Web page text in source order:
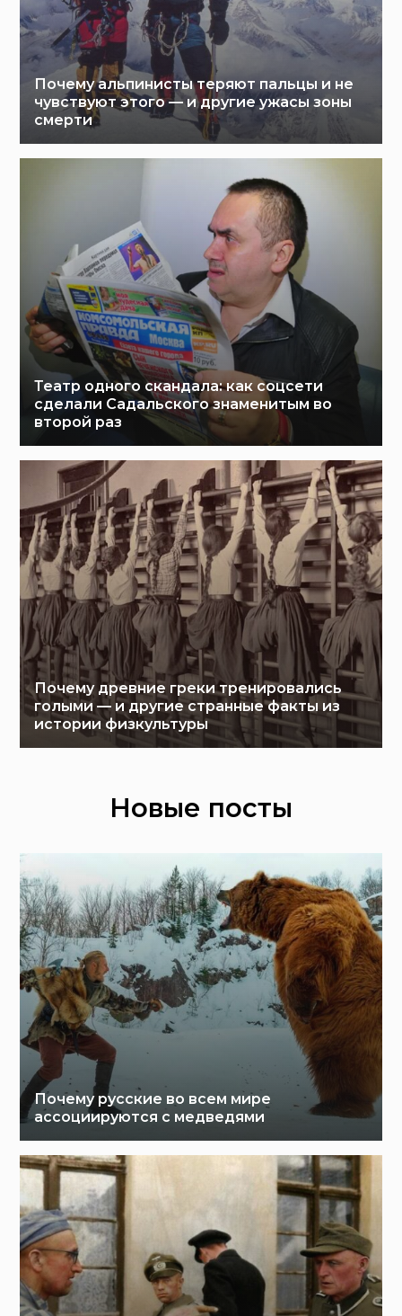
Почему альпинисты теряют пальцы и не
чувствуют этого — и другие ужасы зоны
смерти
Театр одного скандала: как соцсети
сделали Садальского знаменитым во
второй раз
Почему древние греки тренировались
голыми — и другие странные факты из
истории физкультуры
Новые посты
Почему русские во всем мире
ассоциируются с медведями